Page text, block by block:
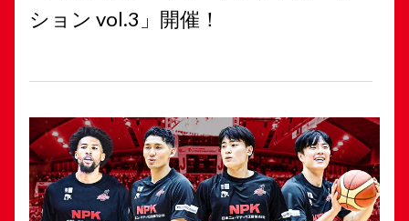
ション vol.3」開催！